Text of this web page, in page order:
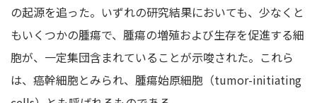
の起源を追った。いずれの研究結果においても、少なくと
もいくつかの腫瘍で、腫瘍の増殖および生存を促進する細
胞が、一定集団含まれていることが示唆された。これら
は、癌幹細胞とみられ、腫瘍始原細胞（tumor-initiating